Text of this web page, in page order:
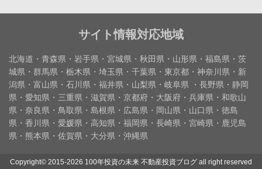
サイト情報対応地域
北海道・青森県・岩手県・宮城県・秋田県・山形県・福島県・茨
城県・群馬県・栃木県・埼玉県・千葉県・東京都・神奈川県・新
潟県・富山県・石川県・福井県・山梨県・岐阜県 ・長野県・静岡
県・愛知県・三重県・滋賀県・京都府・大阪府・兵庫県・和歌山
県・奈良県・鳥取県・島根県・広島県・岡山県・山口県・徳島
県・香川県・愛媛県・高知県・福岡県・長崎県・宮崎県・鹿児島
県・熊本県・佐賀県・大分県・沖縄県
Copyright© 2015-2026 100年投資の未来 不動産投資ブログ all right reserved